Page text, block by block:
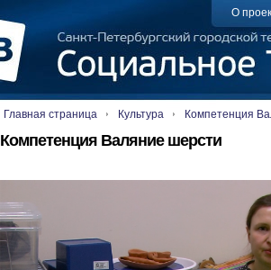
О
Главная страница Культура Компетенция
Компетенция Валяние шерсти